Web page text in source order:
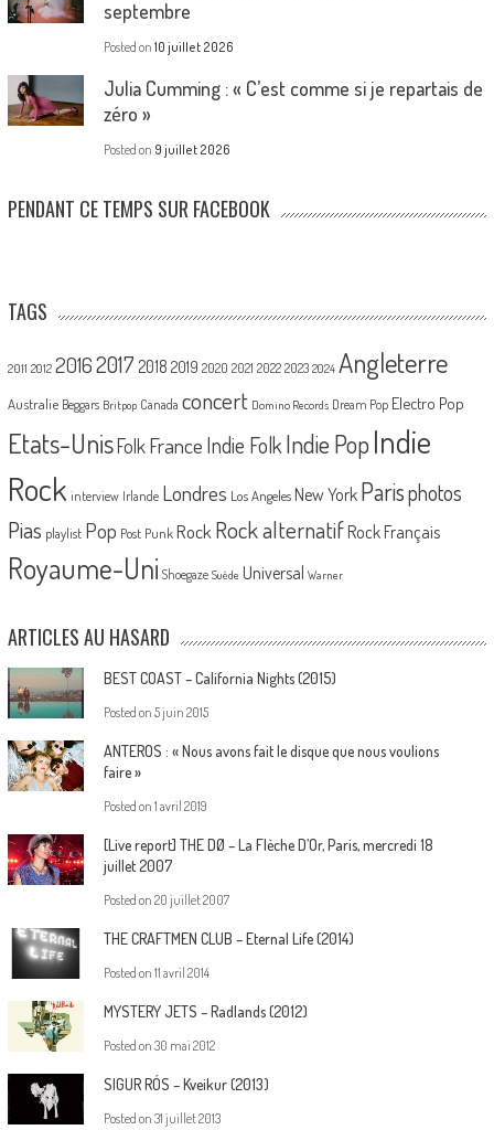
septembre
Posted on 10 juillet 2026
Julia Cumming : « C’est comme si je repartais de
zéro »
Posted on 9 juillet 2026
PENDANT CE TEMPS SUR FACEBOOK
TAGS
2011 2012 20162017 2018 2019 2020 2021 2022 2023 2024 Angleterre
Australie Beggars Britpop Canada concert Domino Records Dream Pop Electro Pop
Etats-UnisFolk France Indie Folk Indie PopIndie
Rock interview Irlande Londres Los Angeles New York Parisphotos
Pias playlist Pop Post Punk Rock Rock alternatif Rock Français
Royaume-Uni Shoegaze Suède Universal Warner
ARTICLES AU HASARD
BEST COAST – California Nights (2015)
Posted on 5 juin 2015
ANTEROS : « Nous avons fait le disque que nous voulions
faire »
Posted on 1 avril 2019
[Live report] THE DØ – La Flèche D’Or, Paris, mercredi 18
juillet 2007
Posted on 20 juillet 2007
THE CRAFTMEN CLUB – Eternal Life (2014)
Posted on 11 avril 2014
MYSTERY JETS – Radlands (2012)
Posted on 30 mai 2012
SIGUR RÓS – Kveikur (2013)
Posted on 31 juillet 2013